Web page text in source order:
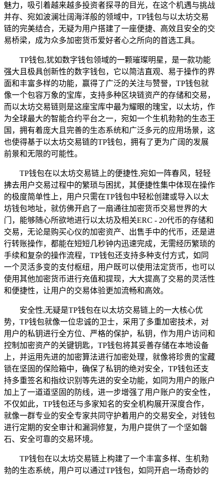
魅力，吸引着越来越多投资者探寻的目光，在这个机遇与挑战
并存、宛如波澜壮阔海洋般的领域中，TP钱包与以太坊交易
链的完美结合，无疑为用户搭建了一座便捷、高效且安全的交
易桥梁，成为众多加密货币爱好者心之所向的首选工具。
TP钱包,犹如数字钱包领域的一颗璀璨明星，是一款功能
强大且极具创新性的数字钱包，它以简洁直观、易于操作的界
面和丰富多样的功能，赢得了广泛的关注与赞誉，TP钱包就
像一个包容万象的宝库，支持多种区块链资产的存储和交易，
而以太坊交易链则是这座宝库中最为耀眼的瑰宝，以太坊，作
为全球最大的智能合约平台之一，宛如一个生机勃勃的生态王
国，拥有着庞大且完善的生态系统和广泛多元的应用场景，这
也使得基于以太坊交易链的TP钱包，拥有了更为广阔的发展
前景和无限的可能性。
TP钱包在以太坊交易链上的便捷性,宛如一阵春风，轻轻
拂去用户交易过程中的繁琐与困扰，其便捷性集中体现在操作
的极度简单性上，用户只需在TP钱包中轻松创建或导入以太
坊钱包地址，就仿佛开启了一扇通往加密货币交易世界的大
门，能够随心所欲地进行以太坊及相关ERC - 20代币的存储和
交易，无论是购买心仪的加密资产、出售手中的代币，还是进
行转账操作，都能在短短几秒钟内迅速完成，无需经历繁琐的
手续和复杂的操作流程，TP钱包还支持多种支付方式，如同
一个灵活多变的支付枢纽，用户既可以使用法定货币，也可以
使用其他加密货币进行充值和提现，大大提高了交易的灵活性
和便捷性，让用户的交易体验更加流畅和高效。
安全性,无疑是TP钱包在以太坊交易链上的一大核心优
势，TP钱包就像一位忠诚的卫士，采用了多重加密技术，对
用户的私钥进行全方位、严格的保护，私钥，作为用户访问和
控制加密资产的关键钥匙，TP钱包将其妥善存储在本地设备
上，并运用先进的加密算法进行加密处理，就像将珍贵的宝藏
锁在坚固的保险箱中，确保了私钥的绝对安全，TP钱包还支
持多重签名和指纹识别等先进的安全功能，如同为用户的账户
加上了一道道坚固的防线，进一步增强了用户账户的安全性，
不仅如此，TP钱包还与多家知名的安全机构展开深度合作，
就像一群专业的安全专家共同守护着用户的交易安全，对钱包
进行定期的安全审计和漏洞修复，为用户提供了一个坚如磐
石、安全可靠的交易环境。
TP钱包在以太坊交易链上构建了一个丰富多样、生机勃
勃的生态系统，用户可以通过TP钱包，如同开启一场奇妙的